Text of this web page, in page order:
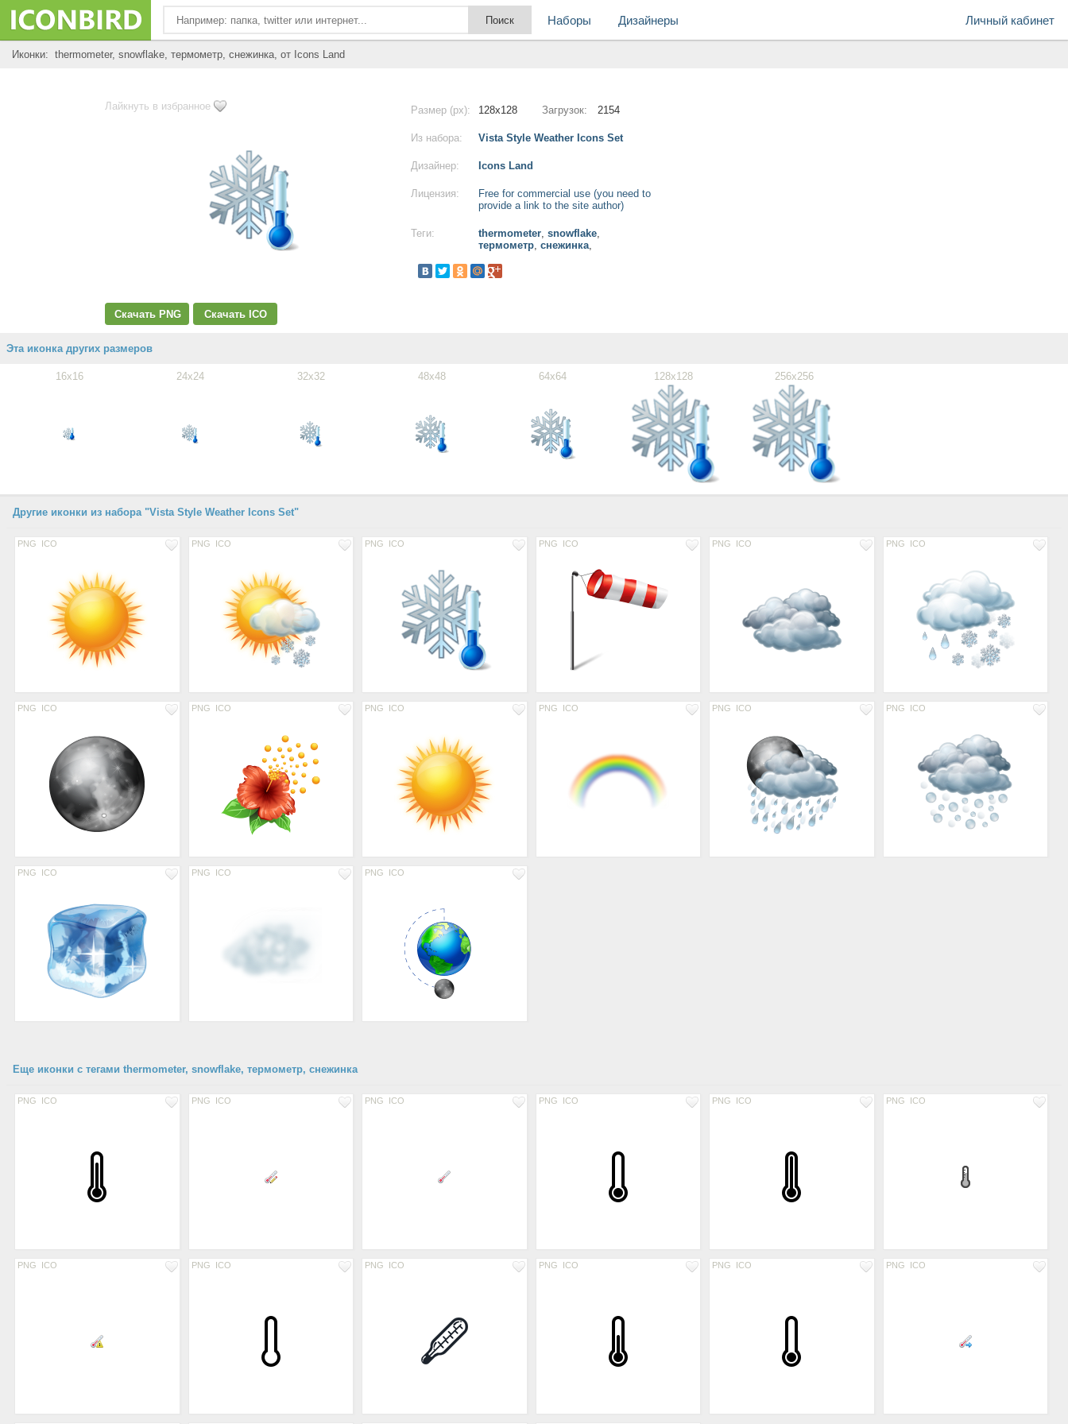
Личный кабинет
Наборы Дизайнеры
Иконки: thermometer, snowflake, термометр, снежинка, от Icons Land
Лайкнуть в избранное
Скачать PNG Скачать ICO
Размер (px): 128x128 Загрузок: 2154
Из набора: Vista Style Weather Icons Set
Дизайнер: Icons Land
Лицензия:
Free for commercial use (you need to
provide a link to the site author)
Теги: thermometer, snowflake,
термометр, снежинка,
Эта иконка других размеров
16x16 24x24 32x32 48x48 64x64 128x128 256x256
Другие иконки из набора "Vista Style Weather Icons Set"
PNG ICO PNG ICO PNG ICO PNG ICO PNG ICO PNG ICO
PNG ICO PNG ICO PNG ICO PNG ICO PNG ICO PNG ICO
PNG ICO PNG ICO PNG ICO
Еще иконки с тегами thermometer, snowflake, термометр, снежинка
PNG ICO PNG ICO PNG ICO PNG ICO PNG ICO PNG ICO
PNG ICO PNG ICO PNG ICO PNG ICO PNG ICO PNG ICO